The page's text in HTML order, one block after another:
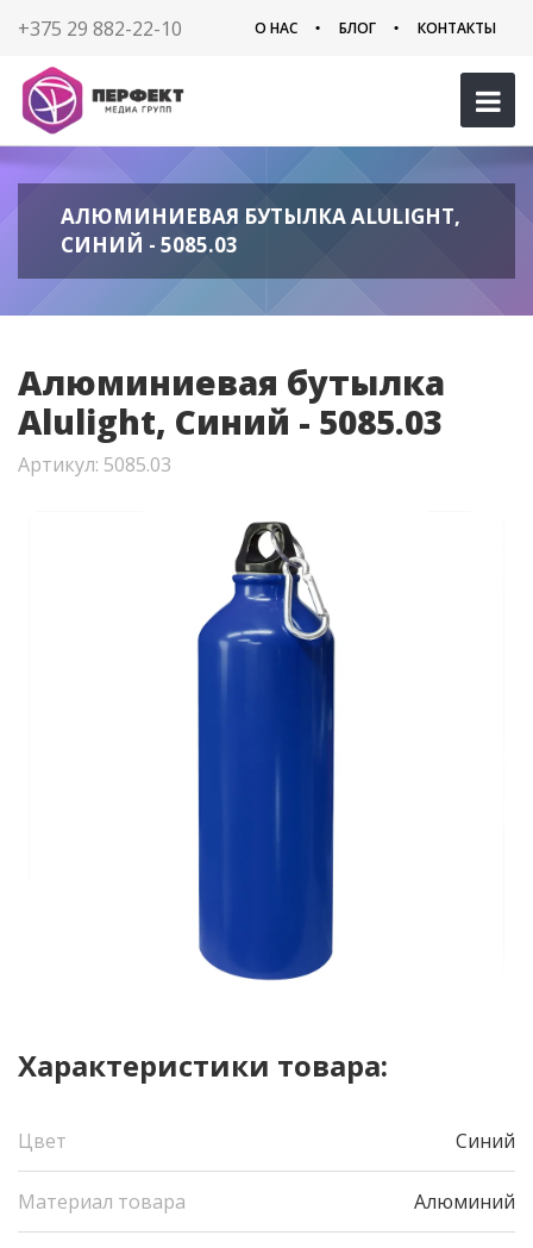
+375 29 882-22-10 О НАС БЛОГ КОНТАКТЫ
АЛЮМИНИЕВАЯ БУТЫЛКА ALULIGHT,
СИНИЙ - 5085.03
Алюминиевая бутылка
Alulight, Синий - 5085.03
Артикул: 5085.03
Характеристики товара:
Цвет Синий
Материал товара Алюминий